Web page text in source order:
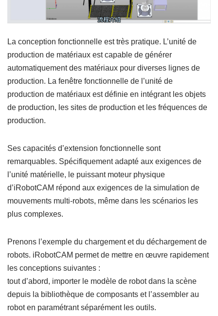
La conception fonctionnelle est très pratique. L’unité de
production de matériaux est capable de générer
automatiquement des matériaux pour diverses lignes de
production. La fenêtre fonctionnelle de l’unité de
production de matériaux est définie en intégrant les objets
de production, les sites de production et les fréquences de
production.
Ses capacités d’extension fonctionnelle sont
remarquables. Spécifiquement adapté aux exigences de
l’unité matérielle, le puissant moteur physique
d’iRobotCAM répond aux exigences de la simulation de
mouvements multi-robots, même dans les scénarios les
plus complexes.
Prenons l’exemple du chargement et du déchargement de
robots. iRobotCAM permet de mettre en œuvre rapidement
les conceptions suivantes :
tout d’abord, importer le modèle de robot dans la scène
depuis la bibliothèque de composants et l’assembler au
robot en paramétrant séparément les outils.